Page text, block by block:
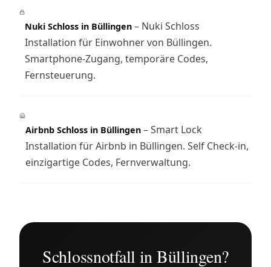
Nuki Schloss in Büllingen– Nuki Schloss
Installation für Einwohner von Büllingen.
Smartphone-Zugang, temporäre Codes,
Fernsteuerung.
Airbnb Schloss in Büllingen– Smart Lock
Installation für Airbnb in Büllingen. Self Check-in,
einzigartige Codes, Fernverwaltung.
Schlossnotfall in Büllingen?